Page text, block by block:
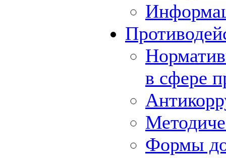
в сфере
Формы